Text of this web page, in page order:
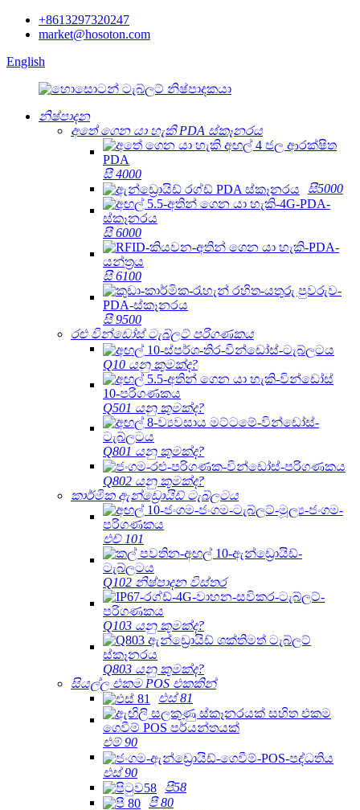
+8613297320247
market@hosoton.com
English
නිෂ්පාදන
අතේ ගෙන යා හැකි PDA ස්කෑනරය
සී 4000
සී5000
සී 6000
සී 6100
සී 9500
රළු වින්ඩෝස් ටැබ්ලට් පරිගණකය
Q10 යනු කුමක්ද?
Q501 යනු කුමක්ද?
Q801 යනු කුමක්ද?
Q802 යනු කුමක්ද?
කාර්මික ඇන්ඩ්‍රොයිඩ් ටැබ්ලටය
එච් 101
Q102 නිෂ්පාදන විස්තර
Q103 යනු කුමක්ද?
Q803 යනු කුමක්ද?
සියල්ල එකම POS එකකින්
එස් 81
එම් 90
එස් 90
පී58
පී 80